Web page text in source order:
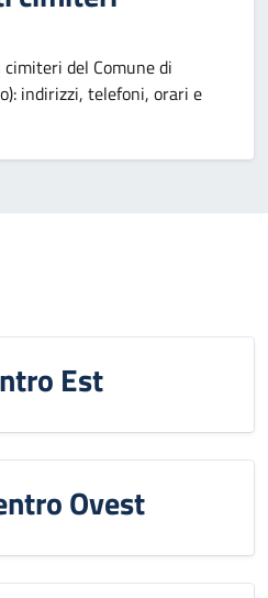
del Comune di
indirizzi, telefoni, orari e
Est
Ovest